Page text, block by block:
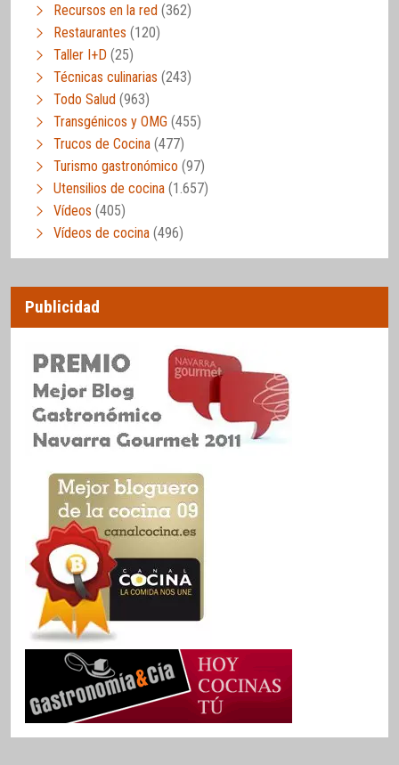
Recursos en la red (362)
Restaurantes (120)
Taller I+D (25)
Técnicas culinarias (243)
Todo Salud (963)
Transgénicos y OMG (455)
Trucos de Cocina (477)
Turismo gastronómico (97)
Utensilios de cocina (1.657)
Vídeos (405)
Vídeos de cocina (496)
Publicidad